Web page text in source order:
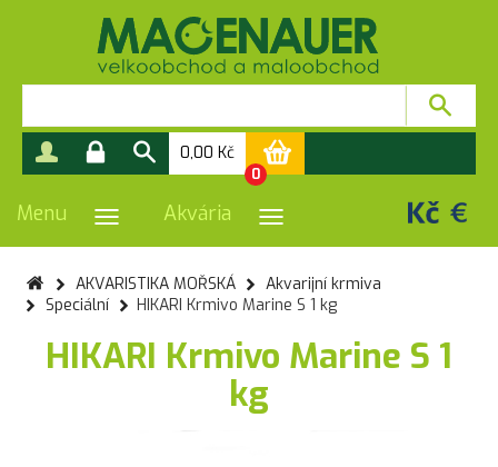
0,00 Kč
0
PŘEPNOUT NAVIGACI
Menu PŘEPNOUT NAVIGACI
Akvária
AKVARISTIKA MOŘSKÁ
Akvarijní krmiva
Speciální
HIKARI Krmivo Marine S 1 kg
HIKARI Krmivo Marine S 1
kg